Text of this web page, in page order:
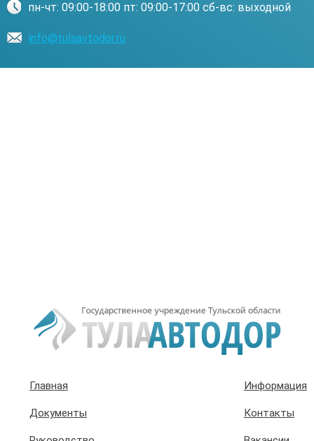
пн-чт: 09:00-18:00 пт: 09:00-17:00 сб-вс: выходной
info@tulaavtodor.ru
Главная
Документы
Информация
Контакты